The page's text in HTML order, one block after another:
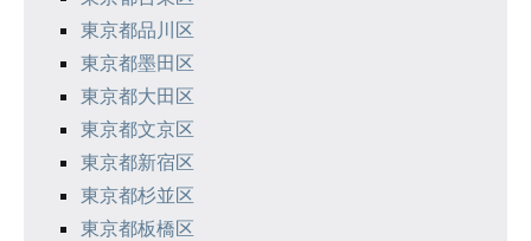
東京都品川区
東京都墨田区
東京都大田区
東京都文京区
東京都新宿区
東京都杉並区
東京都板橋区